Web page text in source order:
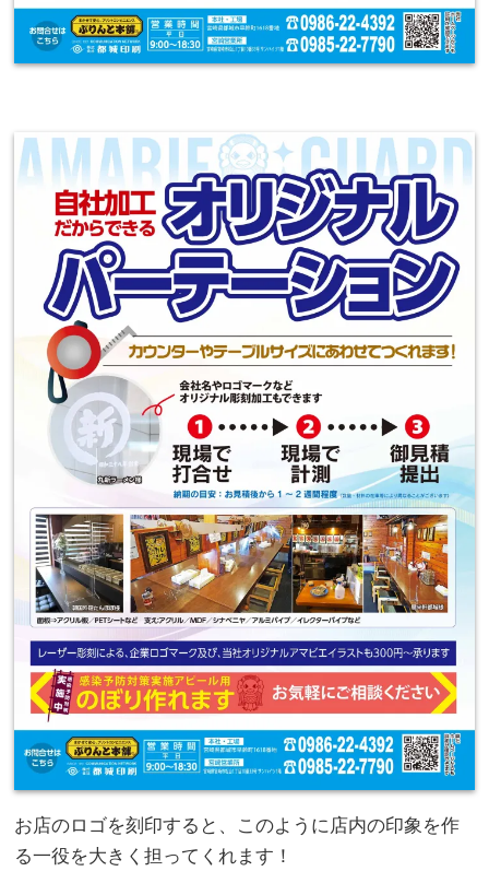
お店のロゴを刻印すると、このように店内の印象を作
る一役を大きく担ってくれます！